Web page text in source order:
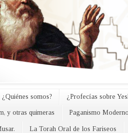
¿Quiénes somos? ¿Profecías sobre
y otras quimeras Paganismo
La Torah Oral de los Fariseos